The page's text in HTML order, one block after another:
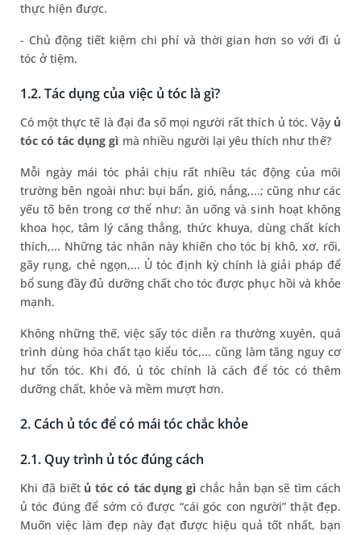
thực hiện được.
- Chủ động tiết kiệm chi phí và thời gian hơn so với đi ủ
tóc ở tiệm.
1.2. Tác dụng của việc ủ tóc là gì?
Có một thực tế là đại đa số mọi người rất thích ủ tóc. Vậy ủ
tóc có tác dụng gì mà nhiều người lại yêu thích như thế?
Mỗi ngày mái tóc phải chịu rất nhiều tác động của môi
trường bên ngoài như: bụi bẩn, gió, nắng,...; cũng như các
yếu tố bên trong cơ thể như: ăn uống và sinh hoạt không
khoa học, tâm lý căng thẳng, thức khuya, dùng chất kích
thích,... Những tác nhân này khiến cho tóc bị khô, xơ, rối,
gãy rụng, chẻ ngọn,... Ủ tóc định kỳ chính là giải pháp để
bổ sung đầy đủ dưỡng chất cho tóc được phục hồi và khỏe
mạnh.
Không những thế, việc sấy tóc diễn ra thường xuyên, quá
trình dùng hóa chất tạo kiểu tóc,... cũng làm tăng nguy cơ
hư tổn tóc. Khi đó, ủ tóc chính là cách để tóc có thêm
dưỡng chất, khỏe và mềm mượt hơn.
2. Cách ủ tóc để có mái tóc chắc khỏe
2.1. Quy trình ủ tóc đúng cách
Khi đã biết ủ tóc có tác dụng gì chắc hẳn bạn sẽ tìm cách
ủ tóc đúng để sớm có được “cái góc con người” thật đẹp.
Muốn việc làm đẹp này đạt được hiệu quả tốt nhất, bạn